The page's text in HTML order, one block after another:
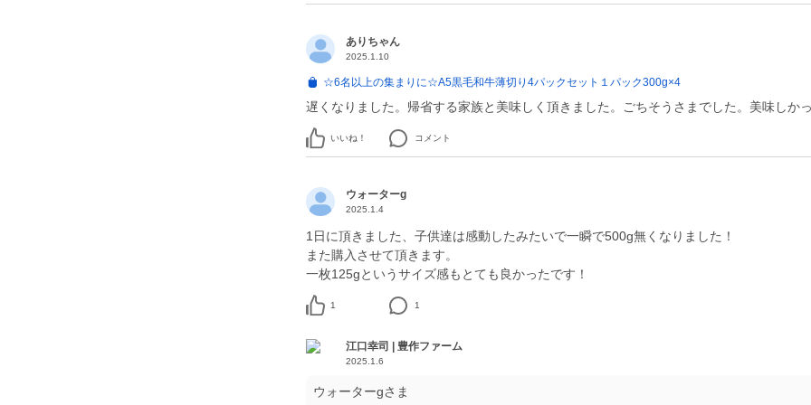
ありちゃん
2025.1.10
☆6名以上の集まりに☆A5黒毛和牛薄切り4パックセット１パック300g×4
遅くなりました。帰省する家族と美味しく頂きました。ごちそうさまでした。美味しか
いいね！ コメント
ウォーターg
2025.1.4
1日に頂きました、子供達は感動したみたいで一瞬で500g無くなりました！
また購入させて頂きます。
一枚125gというサイズ感もとても良かったです！
1 1
江口幸司 | 豊作ファーム
2025.1.6
ウォーターgさま